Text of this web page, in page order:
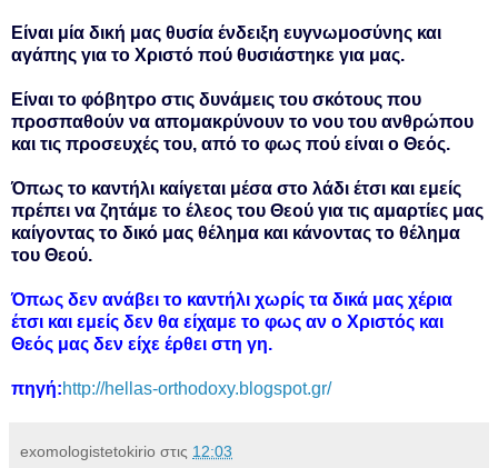
Είναι μία δική μας θυσία ένδειξη ευγνωμοσύνης και
αγάπης για το Χριστό πού θυσιάστηκε για μας.
Είναι το φόβητρο στις δυνάμεις του σκότους που
προσπαθούν να απομακρύνουν το νου του ανθρώπου
και τις προσευχές του, από το φως πού είναι ο Θεός.
Όπως το καντήλι καίγεται μέσα στο λάδι έτσι και εμείς
πρέπει να ζητάμε το έλεος του Θεού για τις αμαρτίες μας
καίγοντας το δικό μας θέλημα και κάνοντας το θέλημα
του Θεού.
Όπως δεν ανάβει το καντήλι χωρίς τα δικά μας χέρια
έτσι και εμείς δεν θα είχαμε το φως αν ο Χριστός και
Θεός μας δεν είχε έρθει στη γη.
πηγή:http://hellas-orthodoxy.blogspot.gr/
exomologistetokirio στις 12:03